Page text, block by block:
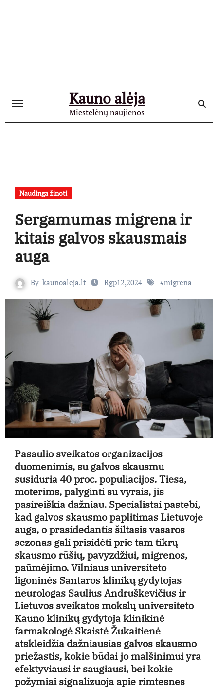
Kauno alėja
Miestelėnų naujienos
Naudinga žinoti
Sergamumas migrena ir
kitais galvos skausmais
auga
By kaunoaleja.lt Rgp12,2024 #migrena
Pasaulio sveikatos organizacijos
duomenimis, su galvos skausmu
susiduria 40 proc. populiacijos. Tiesa,
moterims, palyginti su vyrais, jis
pasireiškia dažniau. Specialistai pastebi,
kad galvos skausmo paplitimas Lietuvoje
auga, o prasidedantis šiltasis vasaros
sezonas gali prisidėti prie tam tikrų
skausmo rūšių, pavyzdžiui, migrenos,
paūmėjimo. Vilniaus universiteto
ligoninės Santaros klinikų gydytojas
neurologas Saulius Andruškevičius ir
Lietuvos sveikatos mokslų universiteto
Kauno klinikų gydytoja klinikinė
farmakologė Skaistė Žukaitienė
atskleidžia dažniausias galvos skausmo
priežastis, kokie būdai jo malšinimui yra
efektyviausi ir saugiausi, bei kokie
požymiai signalizuoja apie rimtesnes